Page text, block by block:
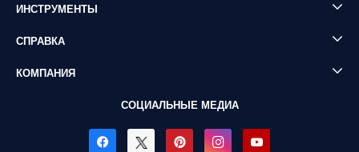
ИНСТРУМЕНТЫ
СПРАВКА
КОМПАНИЯ
СОЦИАЛЬНЫЕ МЕДИА